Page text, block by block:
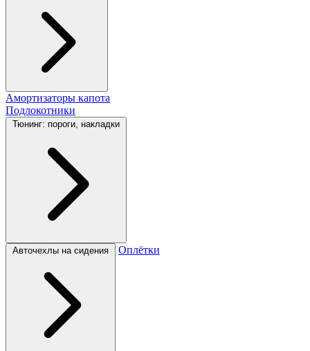
Амортизаторы капота
Подлокотники
Тюнинг: пороги, накладки
Авточехлы на сидения Оплётки